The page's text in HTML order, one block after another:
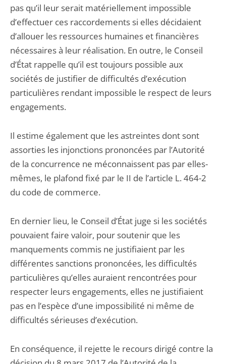
pas qu’il leur serait matériellement impossible
d’effectuer ces raccordements si elles décidaient
d’allouer les ressources humaines et financières
nécessaires à leur réalisation. En outre, le Conseil
d’État rappelle qu’il est toujours possible aux
sociétés de justifier de difficultés d’exécution
particulières rendant impossible le respect de leurs
engagements.
Il estime également que les astreintes dont sont
assorties les injonctions prononcées par l’Autorité
de la concurrence ne méconnaissent pas par elles-
mêmes, le plafond fixé par le II de l’article L. 464-2
du code de commerce.
En dernier lieu, le Conseil d’État juge si les sociétés
pouvaient faire valoir, pour soutenir que les
manquements commis ne justifiaient par les
différentes sanctions prononcées, les difficultés
particulières qu’elles auraient rencontrées pour
respecter leurs engagements, elles ne justifiaient
pas en l’espèce d’une impossibilité ni même de
difficultés sérieuses d’exécution.
En conséquence, il rejette le recours dirigé contre la